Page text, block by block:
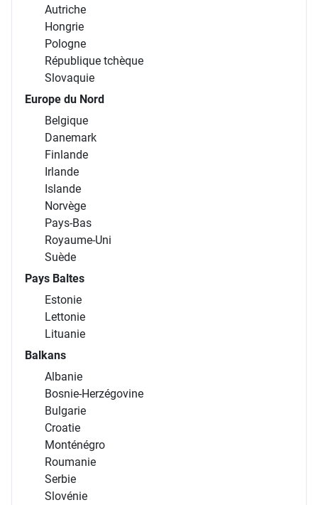
Autriche
Hongrie
Pologne
République tchèque
Slovaquie
Europe du Nord
Belgique
Danemark
Finlande
Irlande
Islande
Norvège
Pays-Bas
Royaume-Uni
Suède
Pays Baltes
Estonie
Lettonie
Lituanie
Balkans
Albanie
Bosnie-Herzégovine
Bulgarie
Croatie
Monténégro
Roumanie
Serbie
Slovénie